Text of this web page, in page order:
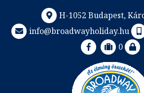
H-1052 Budapest,
info@broadwayholiday.hu
0